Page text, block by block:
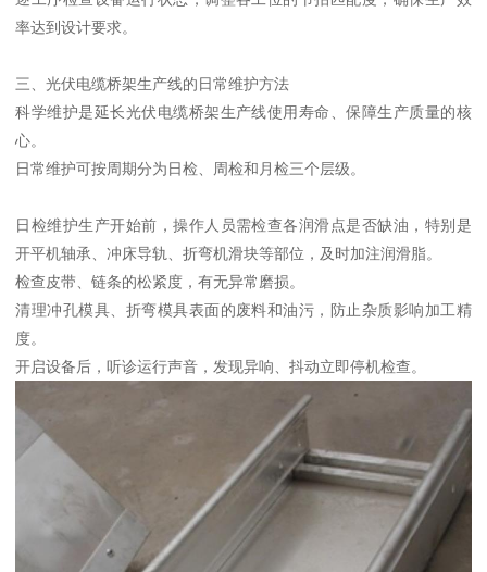
率达到设计要求。
三、光伏电缆桥架生产线的日常维护方法
科学维护是延长光伏电缆桥架生产线使用寿命、保障生产质量的核
心。
日常维护可按周期分为日检、周检和月检三个层级。
日检维护生产开始前，操作人员需检查各润滑点是否缺油，特别是
开平机轴承、冲床导轨、折弯机滑块等部位，及时加注润滑脂。
检查皮带、链条的松紧度，有无异常磨损。
清理冲孔模具、折弯模具表面的废料和油污，防止杂质影响加工精
度。
开启设备后，听诊运行声音，发现异响、抖动立即停机检查。